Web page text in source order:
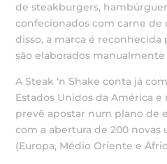
de steakburgers,
confecionados com carne de
disso, a marca é reconhecida
são elaborados manualmente
A Steak ‘n Shake conta já
Estados Unidos da América
prevê apostar num plano de
com a abertura de 200 novas
(Europa, Médio Oriente e